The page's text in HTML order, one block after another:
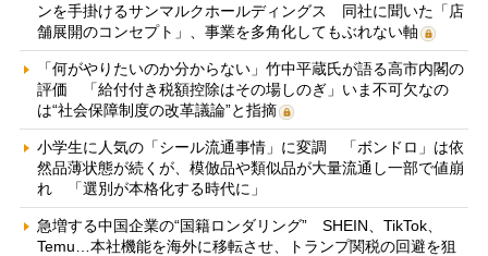
ンを手掛けるサンマルクホールディングス 同社に聞いた「店
舗展開のコンセプト」、事業を多角化してもぶれない軸
「何がやりたいのか分からない」竹中平蔵氏が語る高市内閣の
評価 「給付付き税額控除はその場しのぎ」いま不可欠なの
は“社会保障制度の改革議論”と指摘
小学生に人気の「シール流通事情」に変調 「ボンドロ」は依
然品薄状態が続くが、模倣品や類似品が大量流通し一部で値崩
れ 「選別が本格化する時代に」
急増する中国企業の“国籍ロンダリング” SHEIN、TikTok、
Temu…本社機能を海外に移転させ、トランプ関税の回避を狙